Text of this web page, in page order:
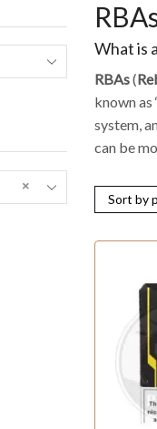
What is
RBAs(
known as
system,
can be
×